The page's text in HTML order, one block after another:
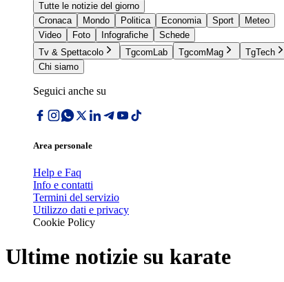
Tutte le notizie del giorno
Cronaca
Mondo Politica Economia Sport
Meteo
Video
Foto Infografiche
Schede
Tv & Spettacolo
TgcomLab TgcomMag TgTech
Chi siamo
Seguici anche su
Area personale
Help e Faq
Info e contatti
Termini del servizio
Utilizzo dati e privacy
Cookie Policy
Ultime notizie su karate